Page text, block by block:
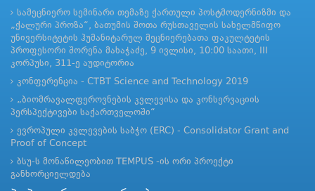
სამეცნიერო სემინარი თემაზე ქართული პოსტმოდერნიზმი და
„ქალური პროზა“, ბათუმის შოთა რუსთაველის სახელმწიფო
უნივერსიტეტის ჰუმანიტარულ მეცნიერებათა ფაკულტეტის
პროფესორი შორენა მახაჭაძე, 9 ივლისი, 10:00 საათი, III
კორპუსი, 311-ე აუდიტორია
კონფერენცია - CTBT Science and Technology 2019
„ბიომრავალფეროვნების კვლევისა და კონსერვაციის
პერსპექტივები საქართველოში“
ევროპული კვლევების საბჭო (ERC) - Consolidator Grant and
Proof of Concept
ბსუ-ს მონაწილეობით TEMPUS -ის ორი პროექტი
განხორციელდება